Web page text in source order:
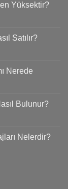
Yüksektir?
Satılır?
Nerede
Bulunur?
Nelerdir?